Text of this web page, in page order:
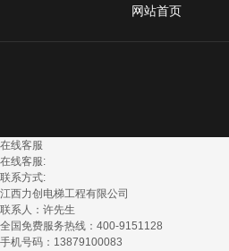
网站首页
在线客服
在线客服:
联系方式:
江西力创电梯工程有限公司
联系人：许先生
全国免费服务热线：400-9151128​
手机号码：13879100083